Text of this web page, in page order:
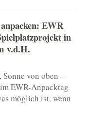
EWR
in
v.d.H.
von oben –
EWR-Anpacktag
möglich ist, wenn